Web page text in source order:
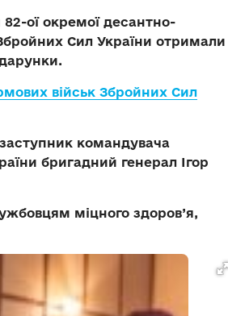
82-ої окремої десантно-
Сил України отримали
військ Збройних Сил
командувача
бригадний генерал Ігор
міцного здоров’я,